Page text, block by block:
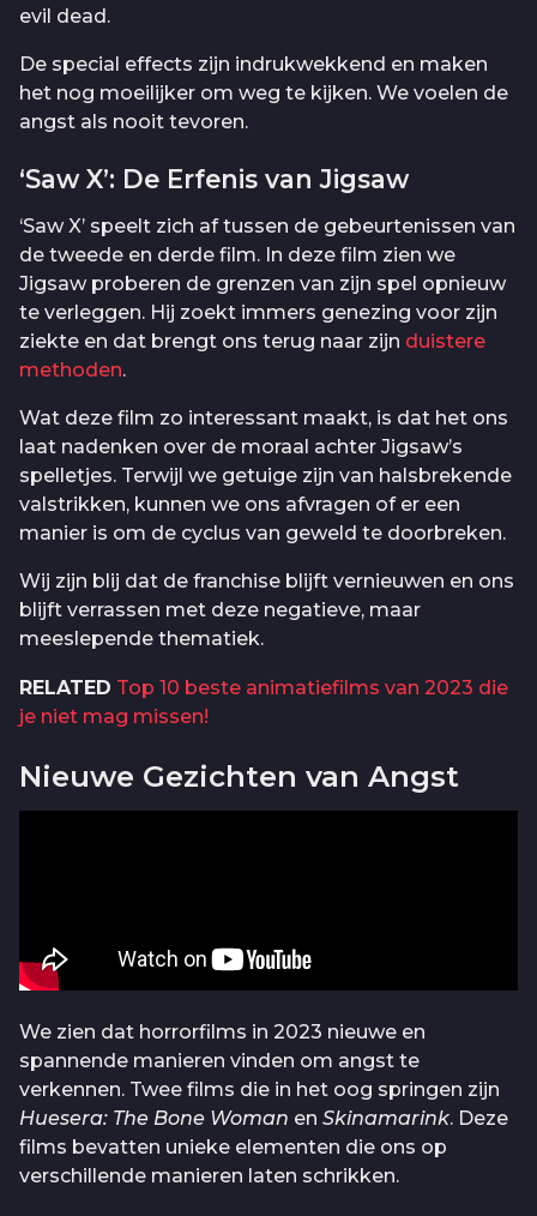
evil dead.
De special effects zijn indrukwekkend en maken
het nog moeilijker om weg te kijken. We voelen de
angst als nooit tevoren.
‘Saw X’: De Erfenis van Jigsaw
‘Saw X’ speelt zich af tussen de gebeurtenissen van
de tweede en derde film. In deze film zien we
Jigsaw proberen de grenzen van zijn spel opnieuw
te verleggen. Hij zoekt immers genezing voor zijn
ziekte en dat brengt ons terug naar zijn duistere
methoden.
Wat deze film zo interessant maakt, is dat het ons
laat nadenken over de moraal achter Jigsaw’s
spelletjes. Terwijl we getuige zijn van halsbrekende
valstrikken, kunnen we ons afvragen of er een
manier is om de cyclus van geweld te doorbreken.
Wij zijn blij dat de franchise blijft vernieuwen en ons
blijft verrassen met deze negatieve, maar
meeslepende thematiek.
RELATED Top 10 beste animatiefilms van 2023 die
je niet mag missen!
Nieuwe Gezichten van Angst
We zien dat horrorfilms in 2023 nieuwe en
spannende manieren vinden om angst te
verkennen. Twee films die in het oog springen zijn
Huesera: The Bone Woman en Skinamarink. Deze
films bevatten unieke elementen die ons op
verschillende manieren laten schrikken.